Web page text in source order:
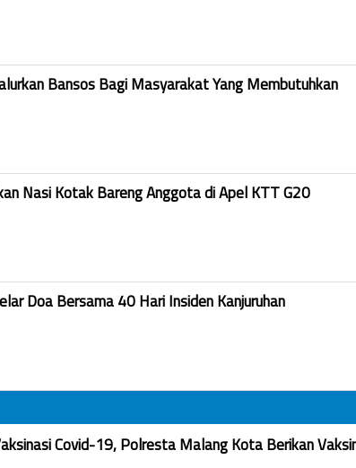
Bansos Bagi Masyarakat Yang Membutuhkan
Nasi Kotak Bareng Anggota di Apel KTT G20
Doa Bersama 40 Hari Insiden Kanjuruhan
Covid-19, Polresta Malang Kota Berikan